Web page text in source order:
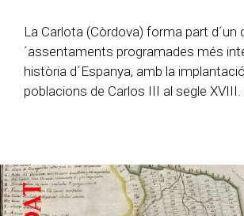
La Carlota (Còrdova) forma part d´un
´assentaments programades més
història d´Espanya, amb la
poblacions de Carlos III al segle XVIII.